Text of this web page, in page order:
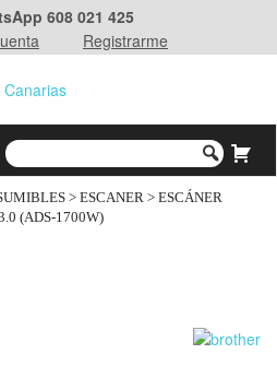
608 021 425
Registrarme
> ESCANER > ESCÁNER
(ADS-1700W)